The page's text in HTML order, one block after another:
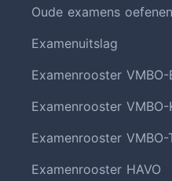
Oude examens oefenen
Examenuitslag
Examenrooster VMBO-
Examenrooster VMBO-
Examenrooster VMBO-
Examenrooster HAVO